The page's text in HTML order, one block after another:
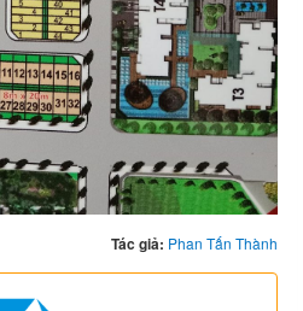
Tác giả: Phan Tấn Thành